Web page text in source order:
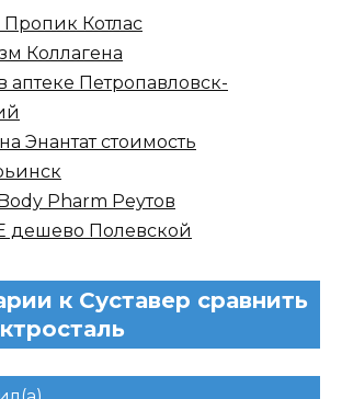
Пропик Котлас
Коллагена
аптеке Петропавловск-
Энантат стоимость
Pharm Реутов
дешево Полевской
к Суставер сравнить